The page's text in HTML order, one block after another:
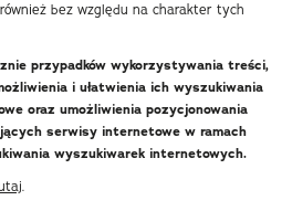
bez względu na charakter tych
przypadków wykorzystywania treści,
i ułatwienia ich wyszukiwania
oraz umożliwienia pozycjonowania
serwisy internetowe w ramach
wyszukiwarek internetowych.
.